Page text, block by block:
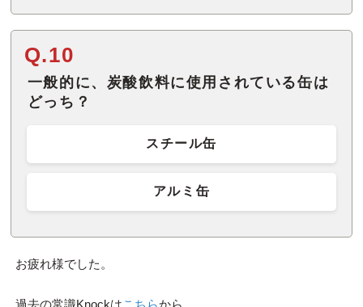
Q.10
一般的に、炭酸飲料に使用されている缶は
どっち？
スチール缶
アルミ缶
お疲れ様でした。
過去の常識Knockはこちらから。